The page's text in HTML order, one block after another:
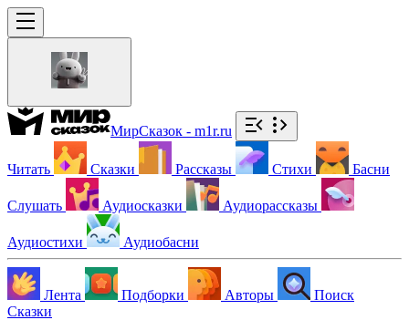
МирСказок - m1r.ru
Читать Сказки Рассказы Стихи Басни
Слушать Аудиосказки Аудиорассказы
Аудиостихи Аудиобасни
Лента Подборки Авторы
Поиск
Сказки